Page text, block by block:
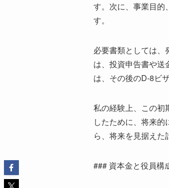
す。次に、事業目的
す。
必要書類としては、
は、投資申告書や送
は、その後のD-8ビ
私の経験上、この初
したために、将来
ら、将来を見据えた
### 資本金と役員構